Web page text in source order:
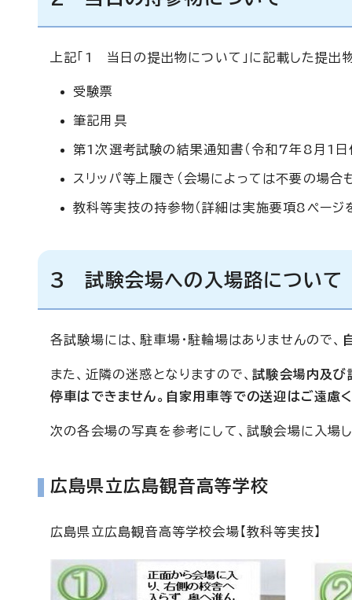
上記「1 当日の提出物について」に記載した提出
受験票
筆記用具
第1次選考試験の結果通知書（令和7年8月1日
スリッパ等上履き（会場によっては不要の場合
教科等実技の持参物（詳細は実施要項8ページ
3 試験会場への入場路について
各試験場には、駐車場・駐輪場はありませんので、
また、近隣の迷惑となりますので、試験会場内及び
停車はできません。自家用車等での送迎はご遠慮
次の各会場の写真を参考にして、試験会場に入場
広島県立広島観音高等学校
広島県立広島観音高等学校会場【教科等実技】